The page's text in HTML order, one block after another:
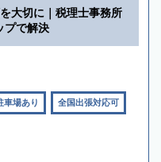
大切に｜税理士事務所
プで解決
車場あり 全国出張対応可